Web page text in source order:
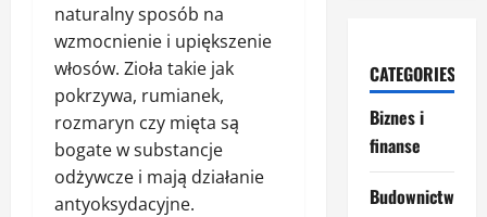
naturalny sposób na
wzmocnienie i upiększenie
włosów. Zioła takie jak
pokrzywa, rumianek,
rozmaryn czy mięta są
bogate w substancje
odżywcze i mają działanie
antyoksydacyjne.
CATEGORIES
Biznes i
finanse
Budownictwo